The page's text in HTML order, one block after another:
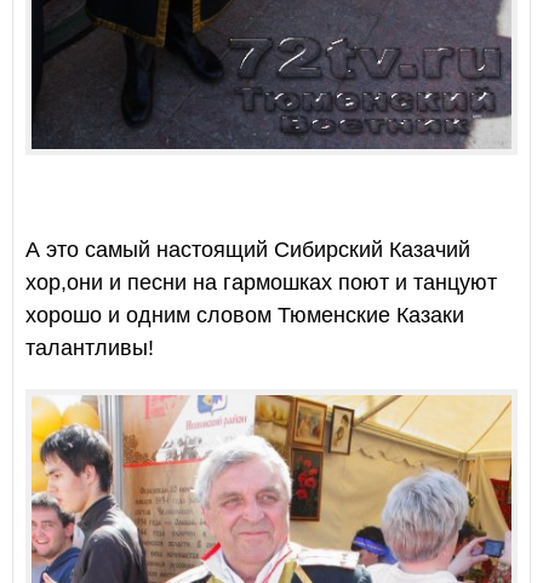
А это самый настоящий Сибирский Казачий
хор,они и песни на гармошках поют и танцуют
хорошо и одним словом Тюменские Казаки
талантливы!